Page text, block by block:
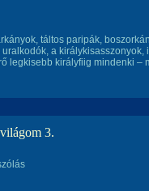
táltos paripák,
a királykisasszo­nyok,
legkisebb királyfiig mindenki –
3.